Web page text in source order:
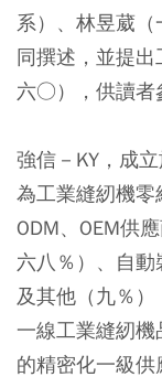
系）、林昱葳
同撰述，並提
六○），供讀者
強信－KY，成
為工業縫紉機
ODM、OEM供
六八％）、自
及其他（九％
一線工業縫紉
的精密化一級供